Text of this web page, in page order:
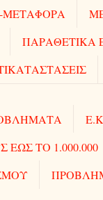
ΜΕΤΑΦΟΡΑ
ΠΑΡΑΘΕΤΙΚΑ
ΤΟ 1.000.000